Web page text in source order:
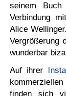
seinem
Verbindung
Alice
Vergrößerung
wunderbar
Auf ihrer
finden sich